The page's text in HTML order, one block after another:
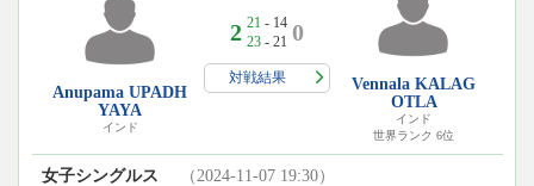
Anupama UPADH
YAYA
インド
2 21 - 14
23- 21 0
対戦結果
Vennala KALAG
OTLA
インド
世界ランク 6位
女子シングルス （2024-11-07 19:30）